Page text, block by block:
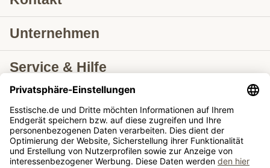
Unternehmen
Service & Hilfe
Lieferung nach
Tische ausziehbar